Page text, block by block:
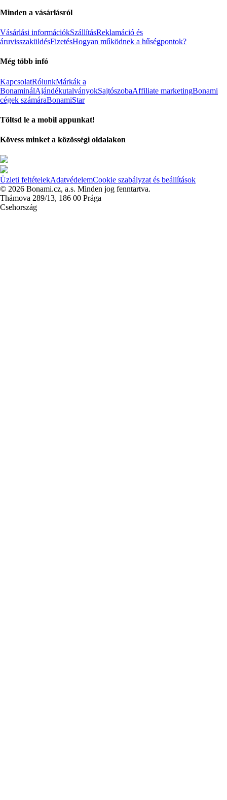
Minden a vásárlásról
Vásárlási információkSzállításReklamáció és
áruvisszaküldésFizetésHogyan működnek a hűségpontok?
Még több infó
KapcsolatRólunkMárkák a
BonaminálAjándékutalványokSajtószobaAffiliate marketingBonami
cégek számáraBonamiStar
Töltsd le a mobil appunkat!
Kövess minket a közösségi oldalakon
Üzleti feltételekAdatvédelemCookie szabályzat és beállítások
© 2026 Bonami.cz, a.s. Minden jog fenntartva.
Thámova 289/13, 186 00 Prága
Csehország